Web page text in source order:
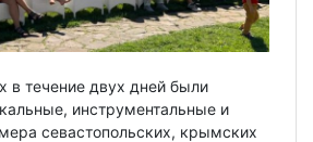
в течение двух дней были
инструментальные и
севастопольских, крымских